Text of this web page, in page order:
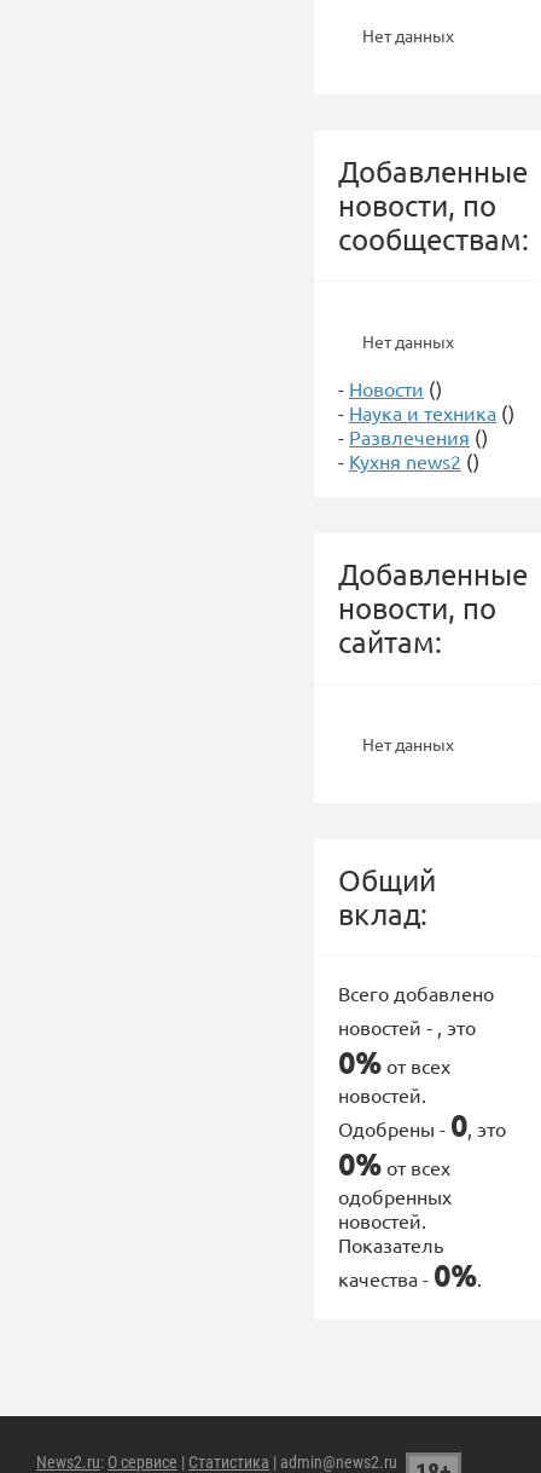
Нет данных
Добавленные
новости, по
сообществам:
Нет данных
- Новости ()
- Наука и техника ()
- Развлечения ()
- Кухня news2 ()
Добавленные
новости, по
сайтам:
Нет данных
Общий
вклад:
Всего добавлено
новостей - , это
0% от всех
новостей.
Одобрены - 0, это
0% от всех
одобренных
новостей.
Показатель
качества - 0%.
News2.ru: О сервисе | Статистика | admin@news2.ru